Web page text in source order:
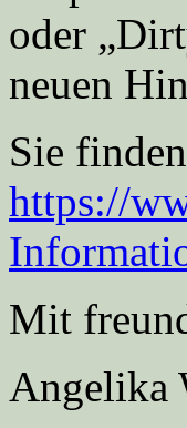
oder
neuen
Sie
https://
Mit
Angelika